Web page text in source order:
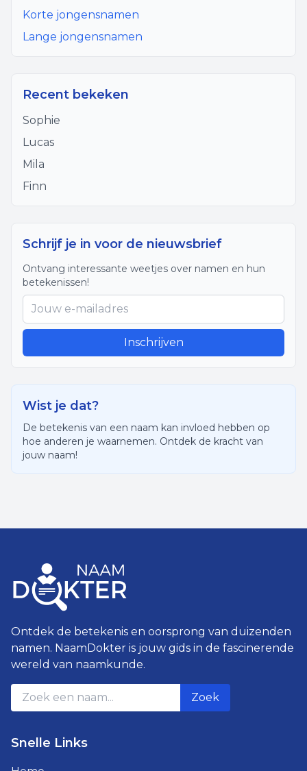
Korte jongensnamen
Lange jongensnamen
Recent bekeken
Sophie
Lucas
Mila
Finn
Schrijf je in voor de nieuwsbrief
Ontvang interessante weetjes over namen en hun
betekenissen!
Inschrijven
Wist je dat?
De betekenis van een naam kan invloed hebben op
hoe anderen je waarnemen. Ontdek de kracht van
jouw naam!
Ontdek de betekenis en oorsprong van duizenden
namen. NaamDokter is jouw gids in de fascinerende
wereld van naamkunde.
Zoek
Snelle Links